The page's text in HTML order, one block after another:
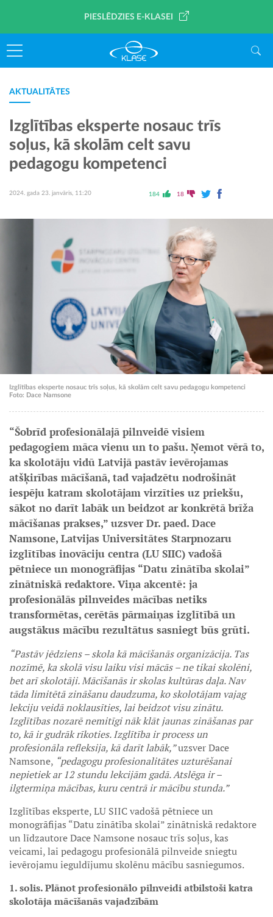
PIESLĒDZIES E-KLASEI
AKTUALITĀTES
Izglītības eksperte nosauc trīs
soļus, kā skolām celt savu
pedagogu kompetenci
2024. gada 23. janvāris, 11:20 184 18
Izglītības eksperte nosauc trīs soļus, kā skolām celt savu pedagogu kompetenci
Foto: Dace Namsone
“Šobrīd profesionālajā pilnveidē visiem
pedagogiem māca vienu un to pašu. Ņemot vērā to,
ka skolotāju vidū Latvijā pastāv ievērojamas
atšķirības mācīšanā, tad vajadzētu nodrošināt
iespēju katram skolotājam virzīties uz priekšu,
sākot no darīt labāk un beidzot ar konkrētā brīža
mācīšanas prakses,” uzsver Dr. paed. Dace
Namsone, Latvijas Universitātes Starpnozaru
izglītības inovāciju centra (LU SIIC) vadošā
pētniece un monogrāfijas “Datu zinātība skolai”
zinātniskā redaktore. Viņa akcentē: ja
profesionālās pilnveides mācības netiks
transformētas, cerētās pārmaiņas izglītībā un
augstākus mācību rezultātus sasniegt būs grūti.
“Pastāv jēdziens – skola kā mācīšanās organizācija. Tas
nozīmē, ka skolā visu laiku visi mācās – ne tikai skolēni,
bet arī skolotāji. Mācīšanās ir skolas kultūras daļa. Nav
tāda limitētā zināšanu daudzuma, ko skolotājam vajag
lekciju veidā noklausīties, lai beidzot visu zinātu.
Izglītības nozarē nemitīgi nāk klāt jaunas zināšanas par
to, kā ir gudrāk rīkoties. Izglītība ir process un
profesionāla refleksija, kā darīt labāk,”uzsver Dace
Namsone, “pedagogu profesionalitātes uzturēšanai
nepietiek ar 12 stundu lekcijām gadā. Atslēga ir –
ilgtermiņa mācības, kuru centrā ir mācību stunda.”
Izglītības eksperte, LU SIIC vadošā pētniece un
monogrāfijas “Datu zinātība skolai” zinātniskā redaktore
un līdzautore Dace Namsone nosauc trīs soļus, kas
veicami, lai pedagogu profesionālā pilnveide sniegtu
ievērojamu ieguldījumu skolēnu mācību sasniegumos.
1. solis. Plānot profesionālo pilnveidi atbilstoši katra
skolotāja mācīšanās vajadzībām